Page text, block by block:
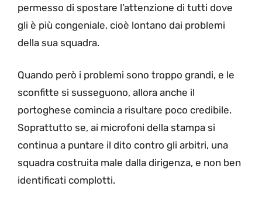
permesso di spostare l’attenzione di tutti dove
gli è più congeniale, cioè lontano dai problemi
della sua squadra.
Quando però i problemi sono troppo grandi, e le
sconfitte si susseguono, allora anche il
portoghese comincia a risultare poco credibile.
Soprattutto se, ai microfoni della stampa si
continua a puntare il dito contro gli arbitri, una
squadra costruita male dalla dirigenza, e non ben
identificati complotti.